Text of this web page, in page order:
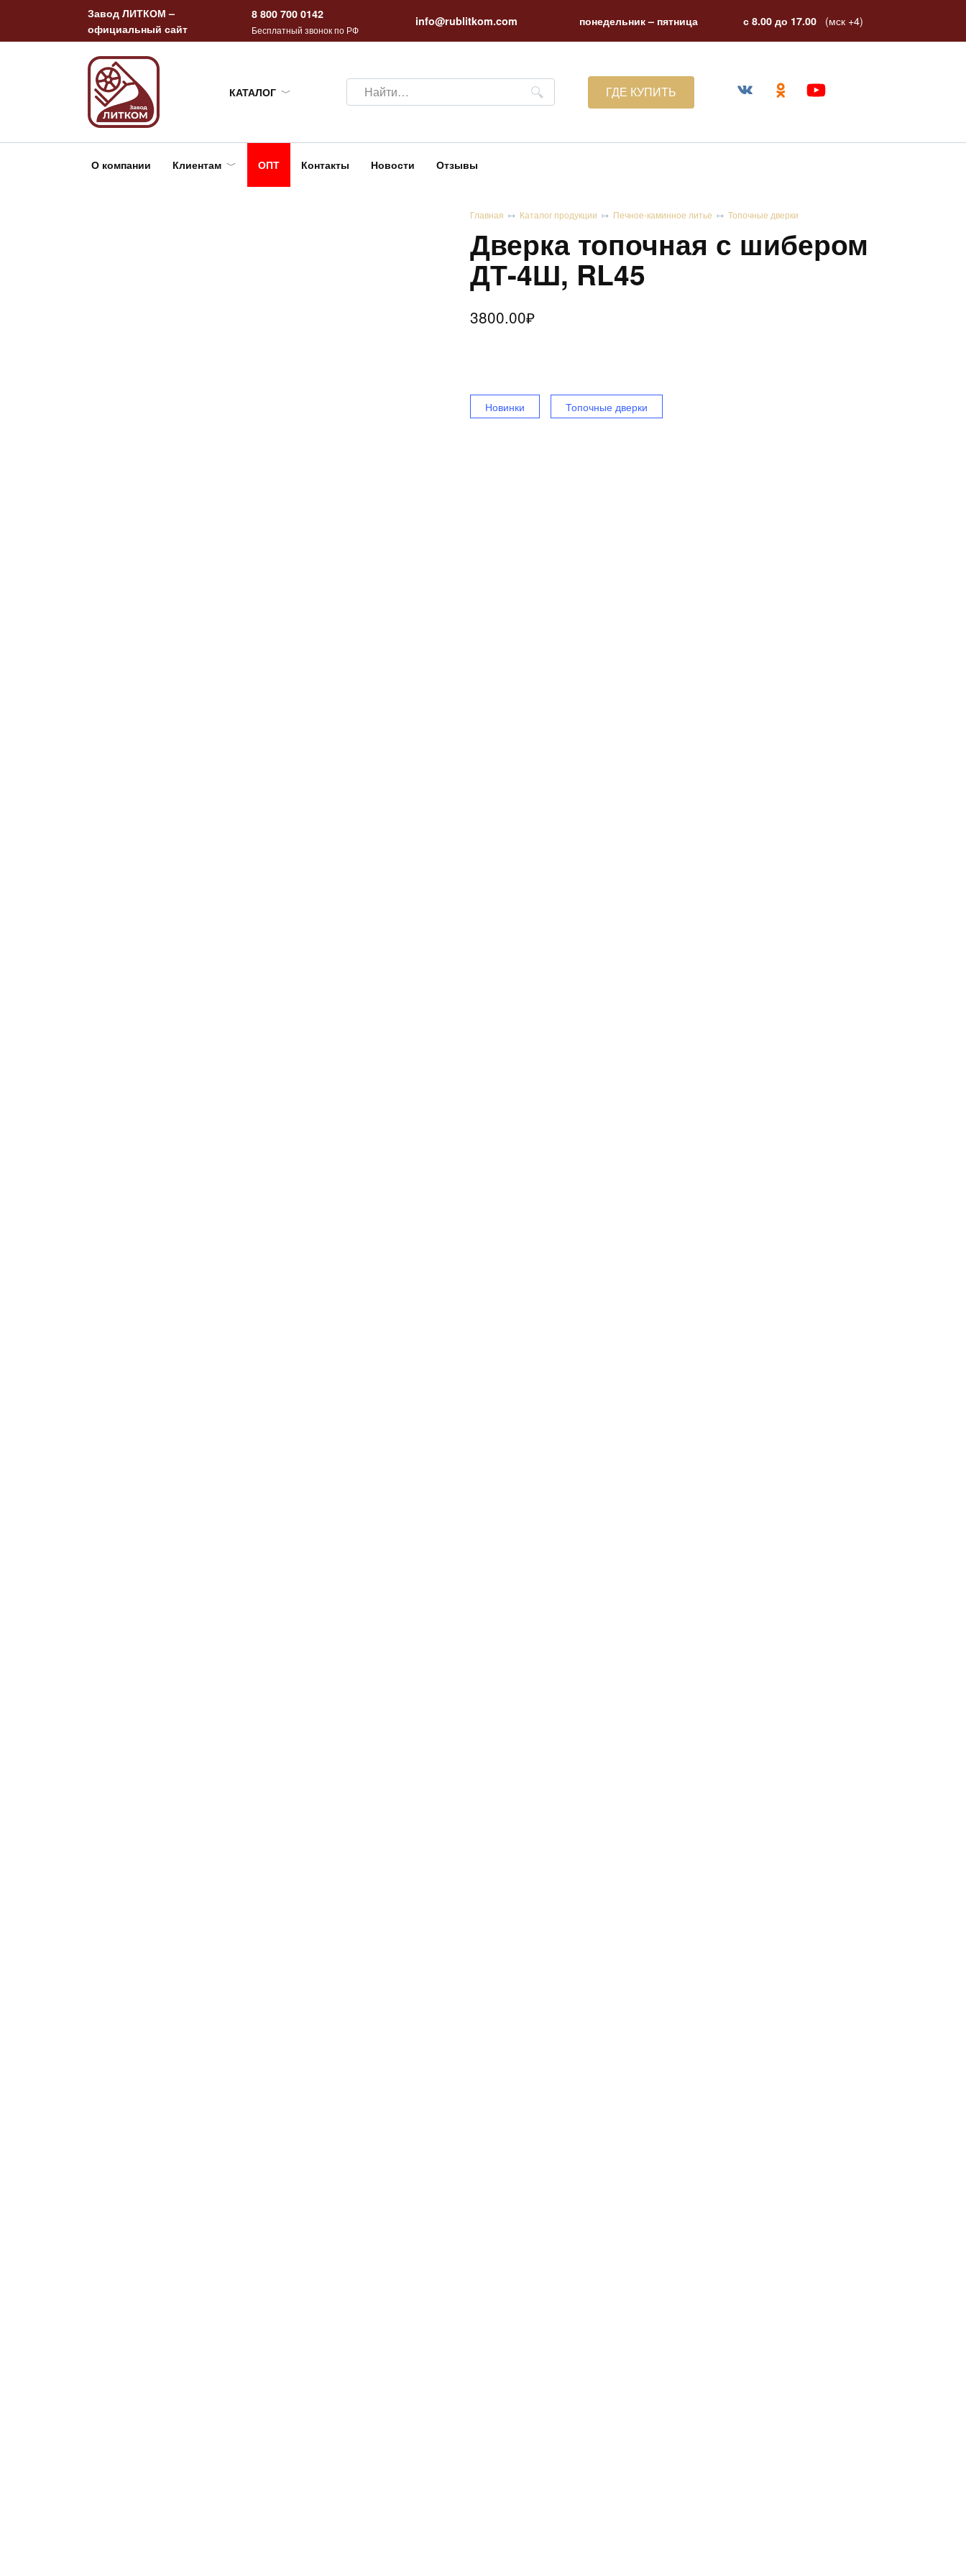
содержанию
Завод ЛИТКОМ –
официальный сайт
8 800 700 0142
Бесплатный звонок по РФ
info@rublitkom.com понедельник – пятница с 8.00 до 17.00 (мск +4)
КАТАЛОГ
Search
for:
ГДЕ КУПИТЬ
О компании Клиентам ОПТ Контакты Новости Отзывы
Главная Каталог продукции Печное-каминное литье Топочные дверки
Дверка топочная с шибером
ДТ-4Ш, RL45
3800.00₽
Новинки Топочные дверки